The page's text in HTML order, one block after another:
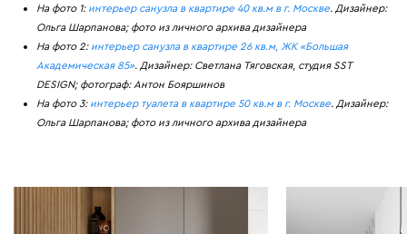
На фото 1: интерьер санузла в квартире 40 кв.м в г. Москве. Дизайнер:
Ольга Шарпанова; фото из личного архива дизайнера
На фото 2: интерьер санузла в квартире 26 кв.м, ЖК «Большая
Академическая 85». Дизайнер: Светлана Тяговская, студия SST
DESIGN; фотограф: Антон Бояршинов
На фото 3: интерьер туалета в квартире 50 кв.м в г. Москве. Дизайнер:
Ольга Шарпанова; фото из личного архива дизайнера